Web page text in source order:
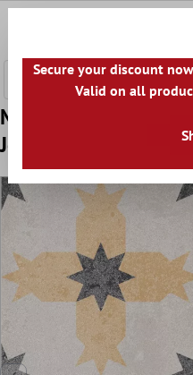
Muster Bodenfliese
Jorge 18,6x18,6cm
Secure your discount
Valid on all